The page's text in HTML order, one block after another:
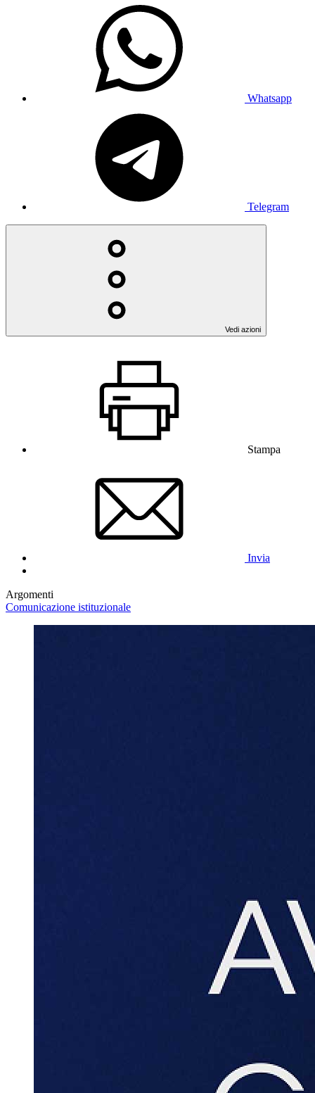
Whatsapp
Telegram
Vedi azioni
Stampa
Invia
Argomenti
Comunicazione istituzionale